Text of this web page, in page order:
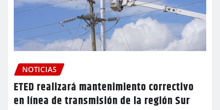
NOTICIAS
ETED realizará mantenimiento correctivo
en línea de transmisión de la región Sur